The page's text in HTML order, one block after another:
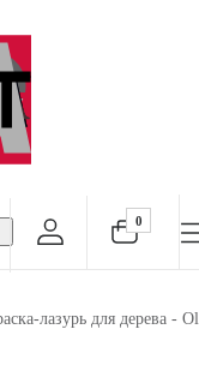
0
лазурь для дерева -